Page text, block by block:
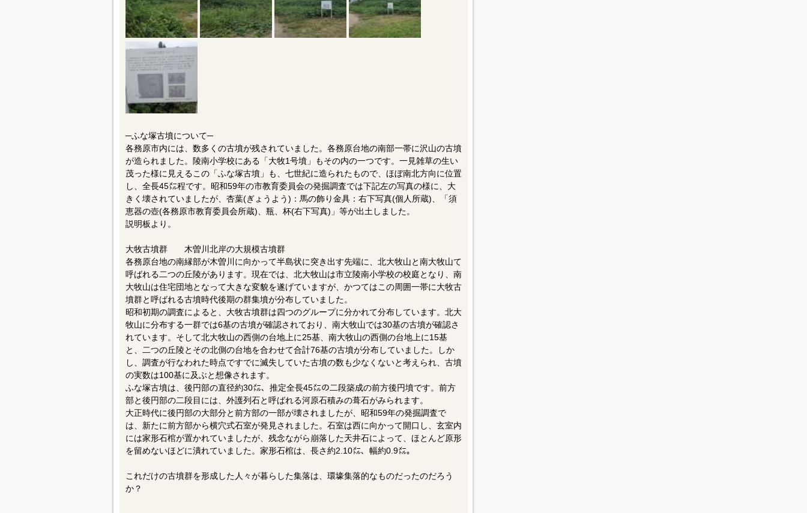
─ふな塚古墳について─
各務原市内には、数多くの古墳が残されていました。各務原台地の南部一帯に沢山の古墳
が造られました。陵南小学校にある「大牧1号墳」もその内の一つです。一見雑草の生い
茂った様に見えるこの「ふな塚古墳」も、七世紀に造られたもので、ほぼ南北方向に位置
し、全長45㍍程です。昭和59年の市教育委員会の発掘調査では下記左の写真の様に、大
きく壊されていましたが、杏葉(ぎょうよう)：馬の飾り金具：右下写真(個人所蔵)、「須
恵器の壺(各務原市教育委員会所蔵)、瓶、杯(右下写真)」等が出土しました。
説明板より。
大牧古墳群 木曽川北岸の大規模古墳群
各務原台地の南縁部が木曽川に向かって半島状に突き出す先端に、北大牧山と南大牧山て
呼ばれる二つの丘陵があります。現在では、北大牧山は市立陵南小学校の校庭となり、南
大牧山は住宅団地となって大きな変貌を遂げていますが、かつてはこの周囲一帯に大牧古
墳群と呼ばれる古墳時代後期の群集墳が分布していました。
昭和初期の調査によると、大牧古墳群は四つのグループに分かれて分布しています。北大
牧山に分布する一群では6基の古墳が確認されており、南大牧山では30基の古墳が確認さ
れています。そして北大牧山の西側の台地上に25基、南大牧山の西側の台地上に15基
と、二つの丘陵とその北側の台地を合わせて合計76基の古墳が分布していました。しか
し、調査が行なわれた時点ですでに滅失していた古墳の数も少なくないと考えられ、古墳
の実数は100基に及ぶと想像されます。
ふな塚古墳は、後円部の直径約30㍍、推定全長45㍍の二段築成の前方後円墳です。前方
部と後円部の二段目には、外護列石と呼ばれる河原石積みの葺石がみられます。
大正時代に後円部の大部分と前方部の一部が壊されましたが、昭和59年の発掘調査で
は、新たに前方部から横穴式石室が発見されました。石室は西に向かって開口し、玄室内
には家形石棺が置かれていましたが、残念ながら崩落した天井石によって、ほとんど原形
を留めないほどに潰れていました。家形石棺は、長さ約2.10㍍、幅約0.9㍍。
これだけの古墳群を形成した人々が暮らした集落は、環壕集落的なものだったのだろう
か？